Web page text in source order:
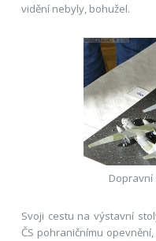
vidění nebyly, bohužel.
Dopravní
Svoji cestu na výstavní
ČS pohraničnímu